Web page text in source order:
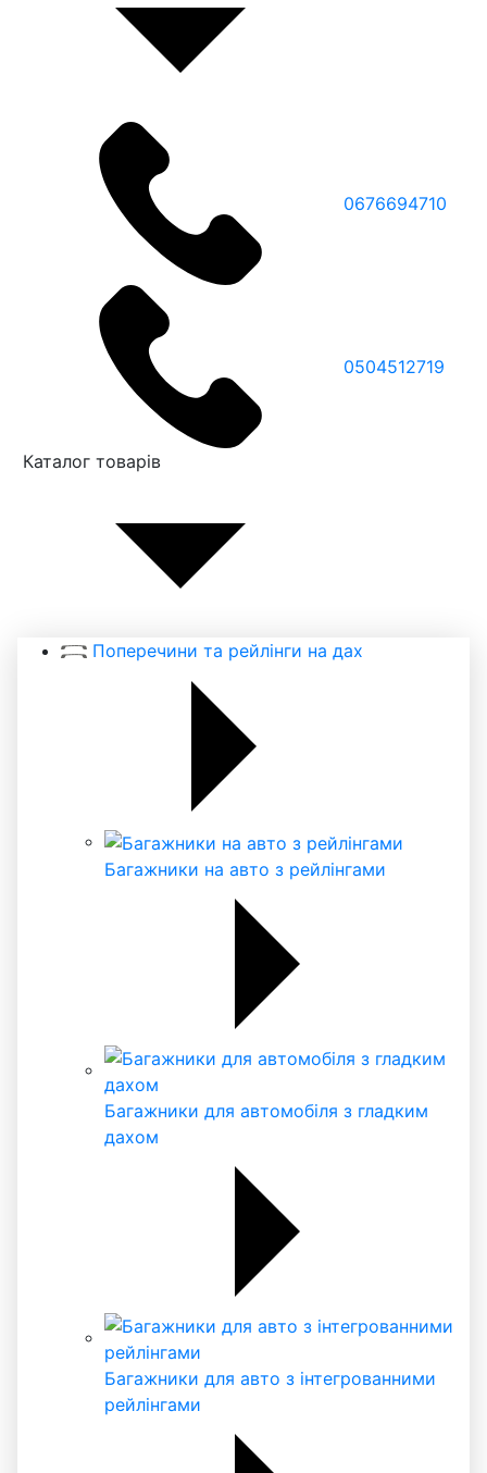
0676694710
0504512719
Каталог товарів
Поперечини та рейлінги на дах
Багажники на авто з рейлінгами
Багажники для автомобіля з гладким
дахом
Багажники для авто з інтегрованними
рейлінгами